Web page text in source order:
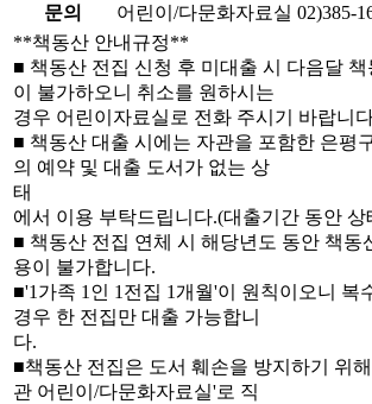
문의
어린이/다문화자료실 02)385-
**책동산 안내규정**
■ 책동산 전집 신청 후 미대출 시 다음달
이 불가하오니 취소를 원하시는
경우 어린이자료실로 전화 주시기 바랍니
■ 책동산 대출 시에는 자관을 포함한 은평
의 예약 및 대출 도서가 없는 상
태
에서 이용 부탁드립니다.(대출기간 동안 상
■ 책동산 전집 연체 시 해당년도 동안 책동
용이 불가합니다.
■'1가족 1인 1전집 1개월'이 원칙이오니 복
경우 한 전집만 대출 가능합니
다.
■책동산 전집은 도서 훼손을 방지하기 위
관 어린이/다문화자료실'로 직